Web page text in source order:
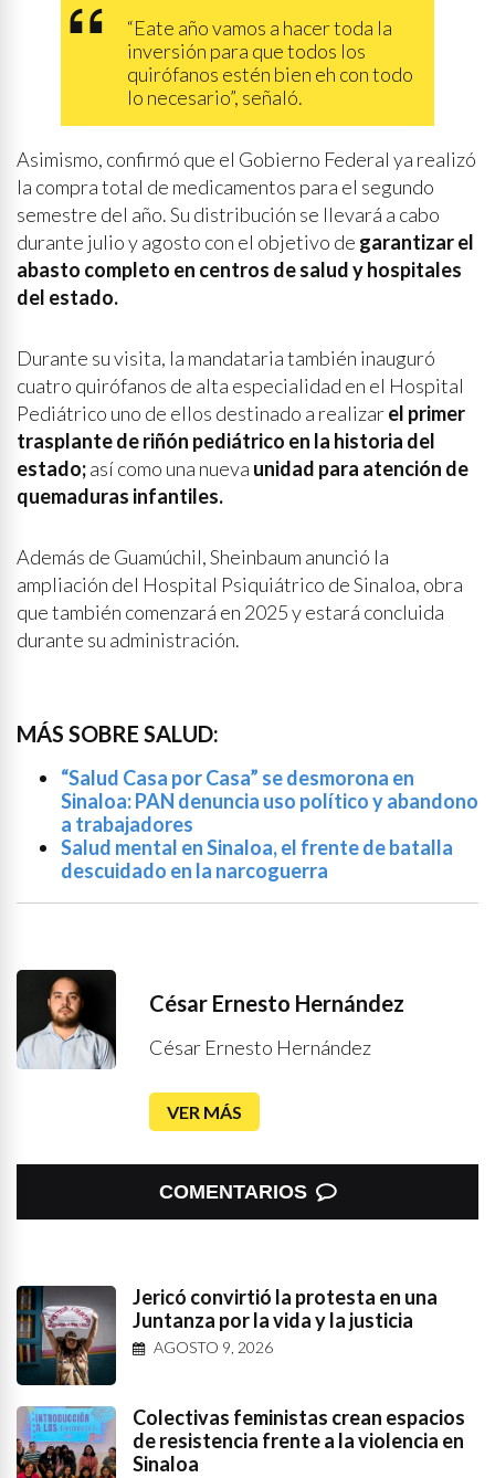
“Eate año vamos a hacer toda la
inversión para que todos los
quirófanos estén bien eh con todo
lo necesario”, señaló.
Asimismo, confirmó que el Gobierno Federal ya realizó
la compra total de medicamentos para el segundo
semestre del año. Su distribución se llevará a cabo
durante julio y agosto con el objetivo de garantizar el
abasto completo en centros de salud y hospitales
del estado.
Durante su visita, la mandataria también inauguró
cuatro quirófanos de alta especialidad en el Hospital
Pediátrico uno de ellos destinado a realizarel primer
trasplante de riñón pediátrico en la historia del
estado;así como una nueva unidad para atención de
quemaduras infantiles.
Además de Guamúchil, Sheinbaum anunció la
ampliación del Hospital Psiquiátrico de Sinaloa, obra
que también comenzará en 2025 y estará concluida
durante su administración.
MÁS SOBRE SALUD:
“Salud Casa por Casa” se desmorona en
Sinaloa: PAN denuncia uso político y abandono
a trabajadores
Salud mental en Sinaloa, el frente de batalla
descuidado en la narcoguerra
César Ernesto Hernández
César Ernesto Hernández
VER MÁS
COMENTARIOS
Jericó convirtió la protesta en una
Juntanza por la vida y la justicia
AGOSTO 9, 2026
Colectivas feministas crean espacios
de resistencia frente a la violencia en
Sinaloa